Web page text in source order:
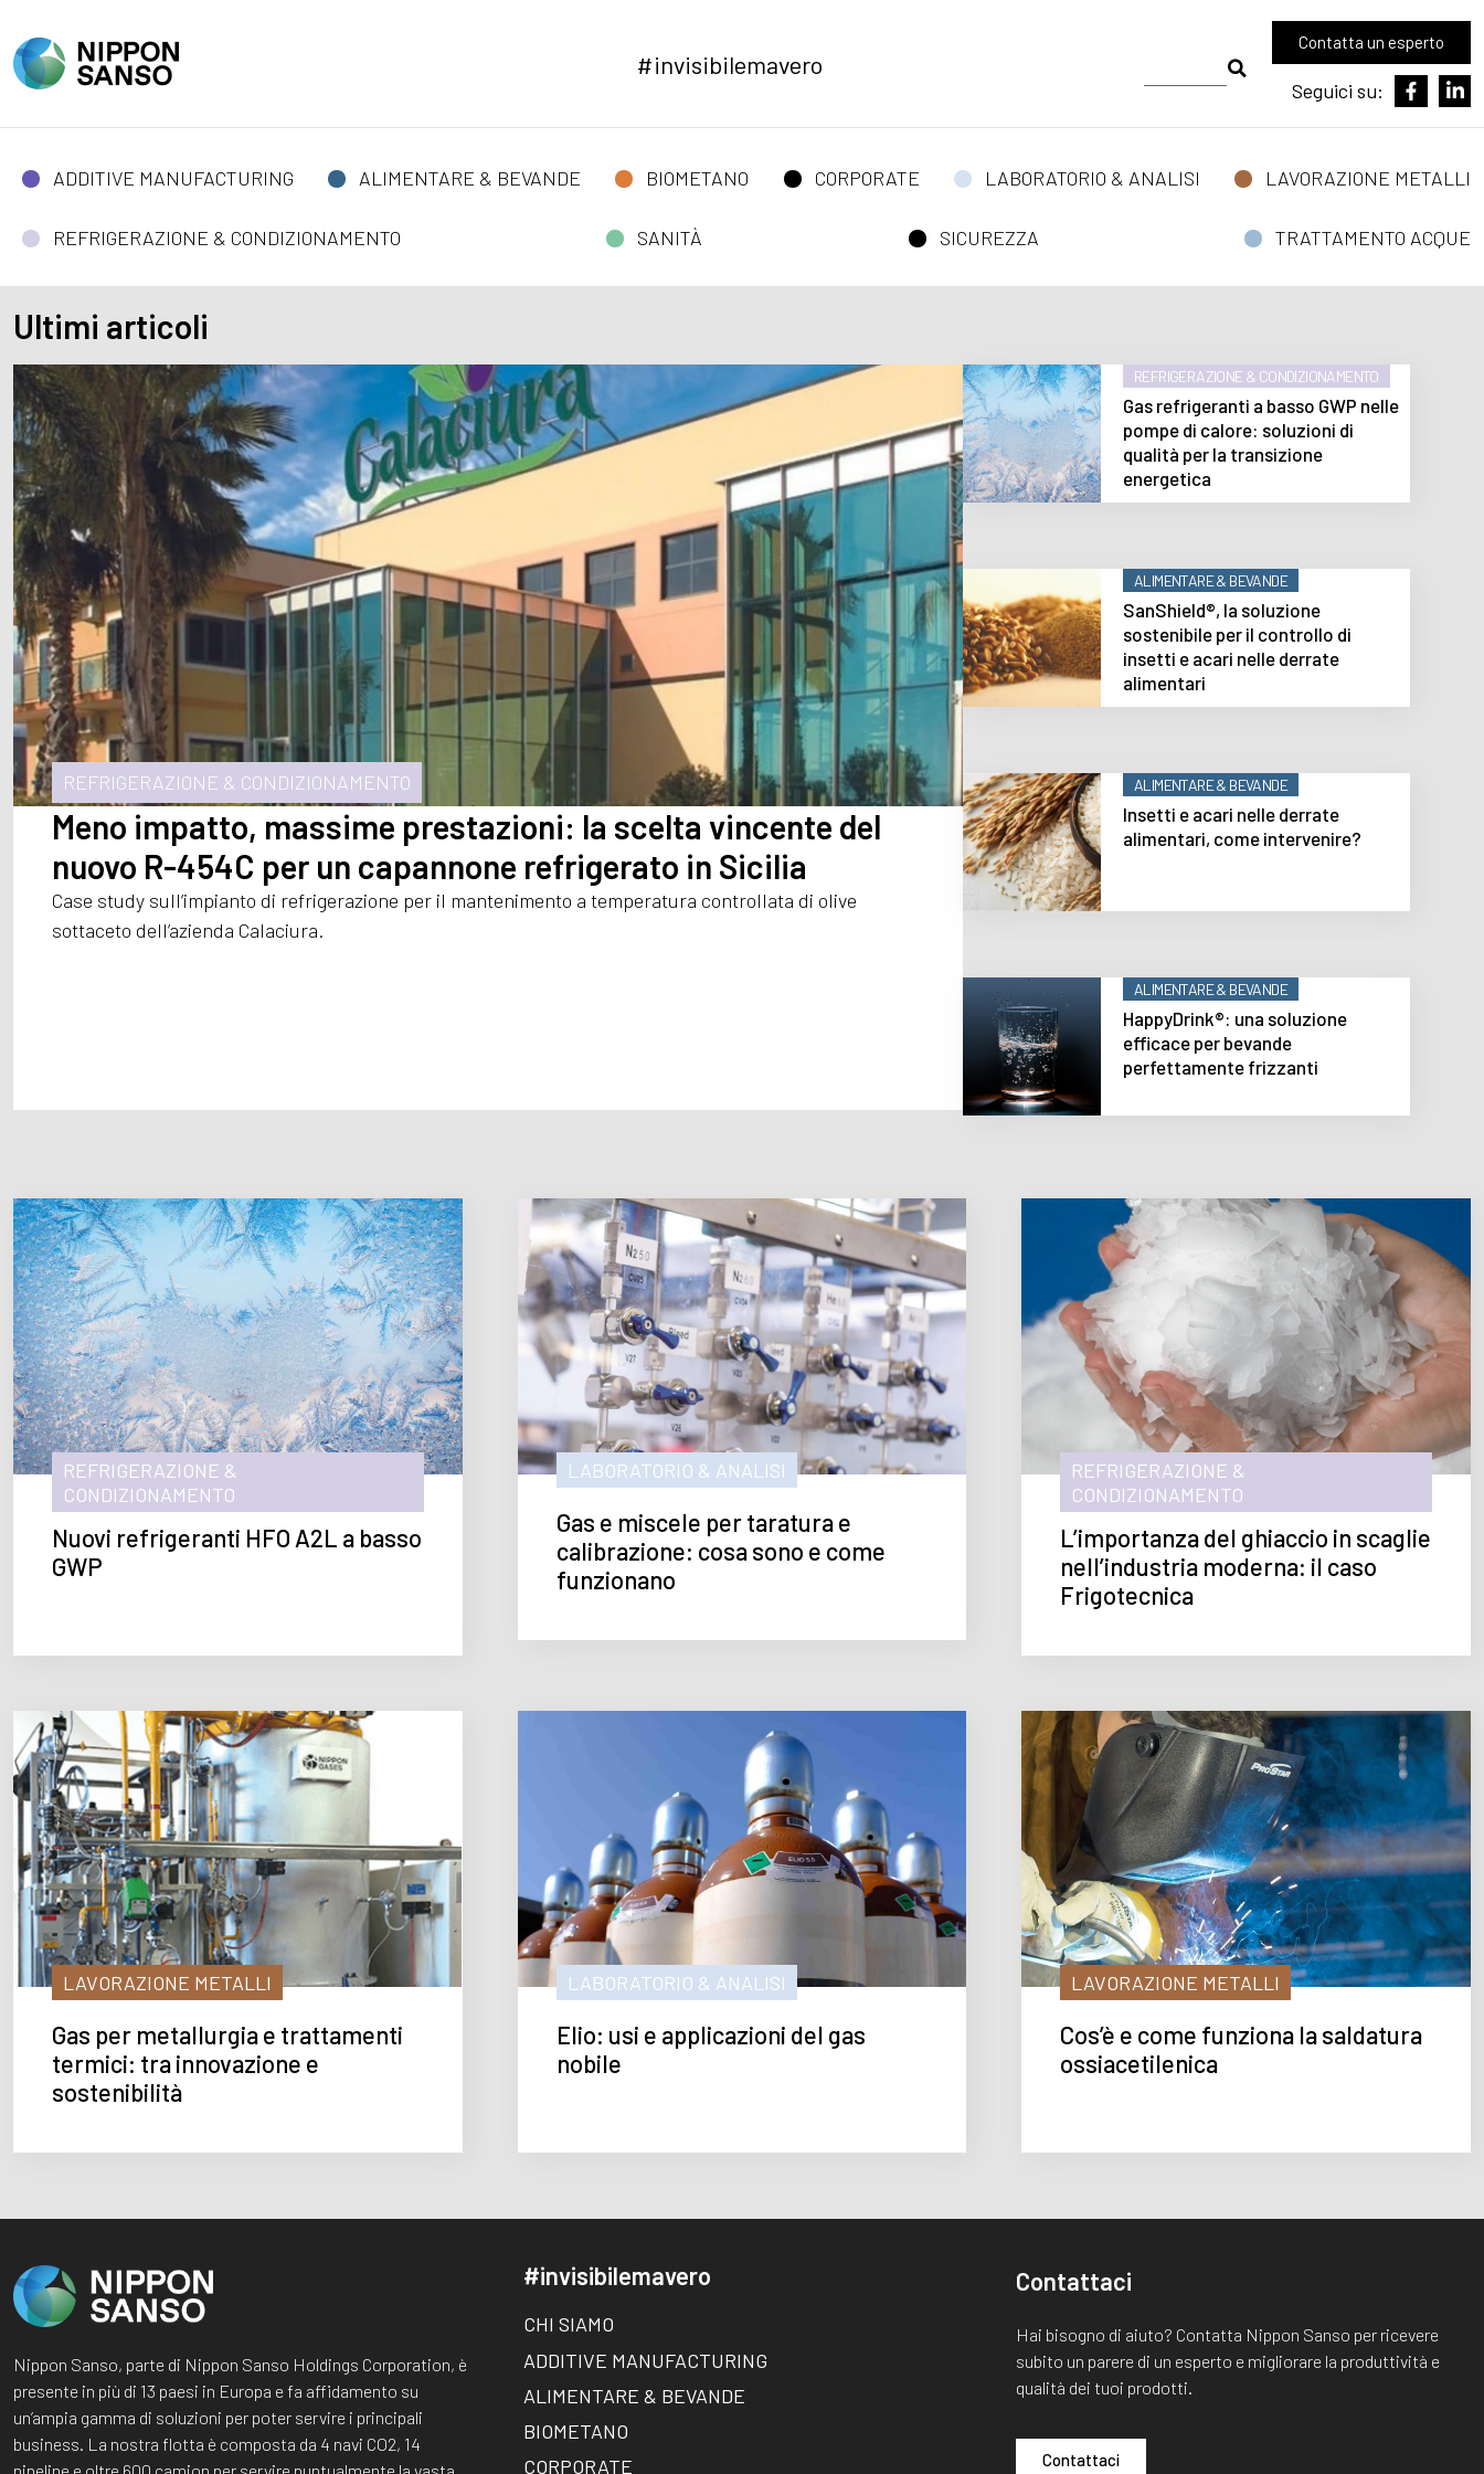
#invisibilemavero
Contatta un esperto
Seguici su:
ADDITIVE MANUFACTURING ALIMENTARE & BEVANDE BIOMETANO CORPORATE LABORATORIO & ANALISI LAVORAZIONE METALLI
REFRIGERAZIONE & CONDIZIONAMENTO SANITÀ SICUREZZA TRATTAMENTO ACQUE
Ultimi articoli
REFRIGERAZIONE & CONDIZIONAMENTO
Meno impatto, massime prestazioni: la scelta vincente del
nuovo R-454C per un capannone refrigerato in Sicilia
Case study sull’impianto di refrigerazione per il mantenimento a temperatura controllata di olive
sottaceto dell’azienda Calaciura.
REFRIGERAZIONE & CONDIZIONAMENTO
Gas refrigeranti a basso GWP nelle
pompe di calore: soluzioni di
qualità per la transizione
energetica
ALIMENTARE & BEVANDE
SanShield®, la soluzione
sostenibile per il controllo di
insetti e acari nelle derrate
alimentari
ALIMENTARE & BEVANDE
Insetti e acari nelle derrate
alimentari, come intervenire?
ALIMENTARE & BEVANDE
HappyDrink®: una soluzione
efficace per bevande
perfettamente frizzanti
REFRIGERAZIONE &
CONDIZIONAMENTO
Nuovi refrigeranti HFO A2L a basso
GWP
LABORATORIO & ANALISI
Gas e miscele per taratura e
calibrazione: cosa sono e come
funzionano
REFRIGERAZIONE &
CONDIZIONAMENTO
L’importanza del ghiaccio in scaglie
nell’industria moderna: il caso
Frigotecnica
LAVORAZIONE METALLI
Gas per metallurgia e trattamenti
termici: tra innovazione e
sostenibilità
LABORATORIO & ANALISI
Elio: usi e applicazioni del gas
nobile
LAVORAZIONE METALLI
Cos’è e come funziona la saldatura
ossiacetilenica
Nippon Sanso, parte di Nippon Sanso Holdings Corporation, è
presente in più di 13 paesi in Europa e fa affidamento su
un’ampia gamma di soluzioni per poter servire i principali
business. La nostra flotta è composta da 4 navi CO2, 14
#invisibilemavero
CHI SIAMO
ADDITIVE MANUFACTURING
ALIMENTARE & BEVANDE
BIOMETANO
CORPORATE
Contattaci
Hai bisogno di aiuto? Contatta Nippon Sanso per ricevere
subito un parere di un esperto e migliorare la produttività e
qualità dei tuoi prodotti.
Contattaci